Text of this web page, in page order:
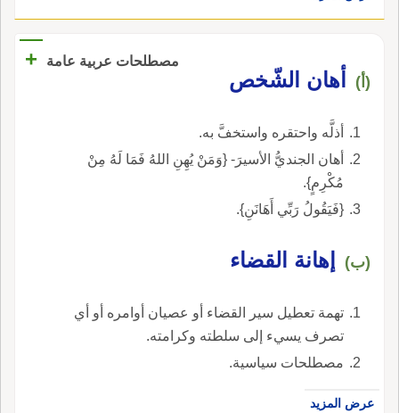
مصطلحات عربية عامة +
(أ) أهان الشّخص
أذلَّه واحتقره واستخفَّ به.
أهان الجنديُّ الأسيرَ- {وَمَنْ يُهِنِ اللهُ فَمَا لَهُ مِنْ
مُكْرِمٍ}.
{فَيَقُولُ رَبِّي أَهَانَنِ}.
(ب) إهانة القضاء
تهمة تعطيل سير القضاء أو عصيان أوامره أو أي
تصرف يسيء إلى سلطته وكرامته.
مصطلحات سياسية.
عرض المزيد